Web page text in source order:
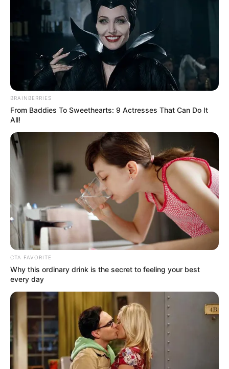
Megrázó tragédia rázta meg a térséget
Megrázó tragédia rázta meg a térséget: egy
mindössze
15 éves,nyolcadik osztályos fiú
BRAINBERRIES
From Baddies To Sweethearts: 9 Actresses That Can Do It
All!
CTA FAVORITE
Why this ordinary drink is the secret to feeling your best
every day